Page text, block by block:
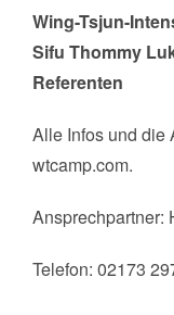
Wing-Tsjun-
Sifu Thommy
Referenten
Alle Infos und die
wtcamp.com.
Ansprechpartner:
Telefon: 02173